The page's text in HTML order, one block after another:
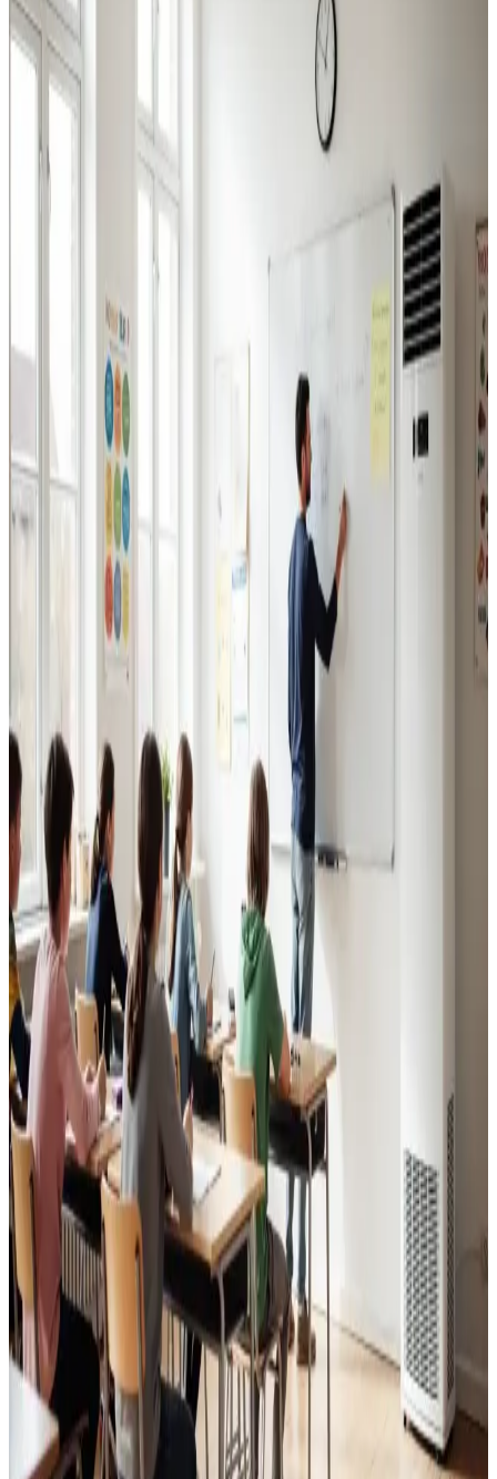
Ventilation til fabrikker, haller og lagerbygninger i Varde.
Professionel dimensionering.
Læs mere
Erhvervsventilation
Kontorer, klinikker, butikker og restauranter i Varde.
Godt indeklima for alle.
Læs mere